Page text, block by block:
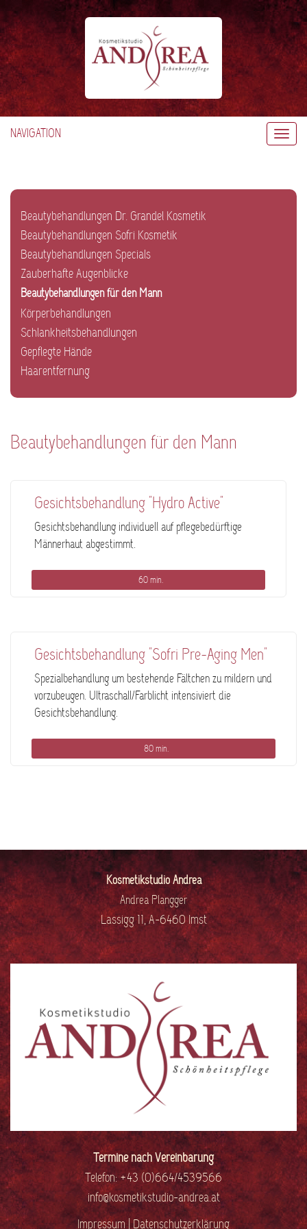
NAVIGATION
Beautybehandlungen Dr. Grandel Kosmetik
Beautybehandlungen Sofri Kosmetik
Beautybehandlungen Specials
Zauberhafte Augenblicke
Beautybehandlungen für den Mann
Körperbehandlungen
Schlankheitsbehandlungen
Gepflegte Hände
Haarentfernung
Beautybehandlungen für den Mann
Gesichtsbehandlung "Hydro Active"
Gesichtsbehandlung individuell auf pflegebedürftige
Männerhaut abgestimmt.
60 min.
Gesichtsbehandlung "Sofri Pre-Aging Men"
Spezialbehandlung um bestehende Fältchen zu mildern und
vorzubeugen. Ultraschall/Farblicht intensiviert die
Gesichtsbehandlung.
80 min.
Kosmetikstudio Andrea
Andrea Plangger
Lassigg 11, A-6460 Imst
Termine nach Vereinbarung
Telefon: +43 (0)664/4539566
info@kosmetikstudio-andrea.at
Impressum|Datenschutzerklärung